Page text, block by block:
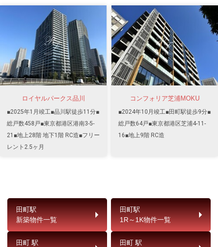
ロイヤルパークス品川
■2025年1月竣工■品川駅徒歩11分■
総戸数458戸■東京都港区港南3-5-
21■地上28階 地下1階 RC造■フリー
レント2.5ヶ月
コンフォリア芝浦MOKU
■2024年10月竣工■田町駅徒歩9分■
総戸数64戸■東京都港区芝浦4-11-
16■地上9階 RC造
田町駅
新築物件一覧
田町駅
1R～1K物件一覧
田町 駅
田町 駅